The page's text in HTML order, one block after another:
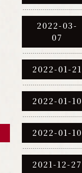
2022-03-
07
2022-01-21
2022-01-10
2022-01-10
2021-12-27